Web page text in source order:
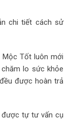
chi tiết cách sử
Tốt luôn mới
lo sức khỏe
được hoàn trả
được tự tư vấn cụ